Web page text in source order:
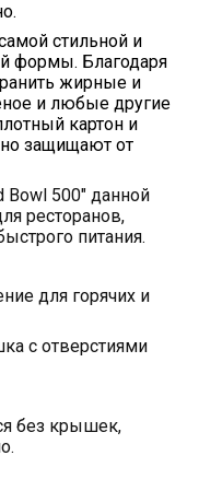
стильной и
формы. Благодаря
жирные и
и любые другие
картон и
защищают от
Bowl 500" данной
ресторанов,
питания.
для горячих и
с отверстиями
без крышек,